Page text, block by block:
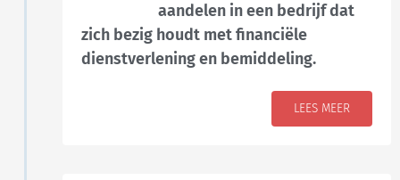
aandelen in een bedrijf dat
zich bezig houdt met financiële
dienstverlening en bemiddeling.
LEES MEER